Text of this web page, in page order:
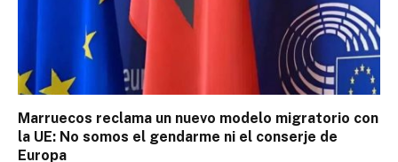
Marruecos reclama un nuevo modelo migratorio con
la UE: No somos el gendarme ni el conserje de
Europa